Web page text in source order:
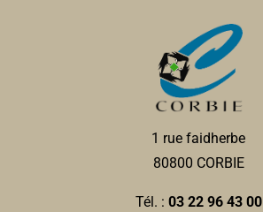
1 rue faidherbe
80800 CORBIE
Tél. : 03 22 96 43 00